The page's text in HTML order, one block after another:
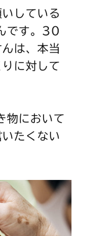
している
です。30
は、本当
に対して
物において
たくない